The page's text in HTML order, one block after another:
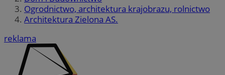
Ogrodnictwo, architektura krajobrazu, rolnictwo
Architektura Zielona AS.
reklama